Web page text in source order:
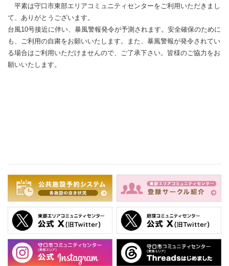
平素は守口市東部エリアコミュニティセンターをご利用いただきまし
て、ありがとうございます。
台風10号接近に伴い、暴風警報発令が予測されます。安全確保のために
も、ご利用の自粛をお願いいたします。また、暴風警報が発令されてい
る場合はご利用いただけませんので、ご了承下さい。皆様のご協力をお
願いいたします。